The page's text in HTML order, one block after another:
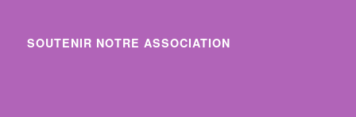
SOUTENIR NOTRE ASSOCIATION